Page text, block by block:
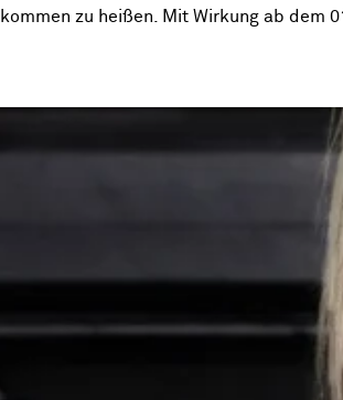
zu heißen. Mit Wirkung ab dem